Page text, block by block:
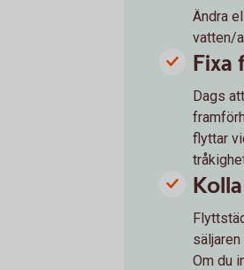
Ändra
vatten/
Fixa
Dags
flyttar
Om du